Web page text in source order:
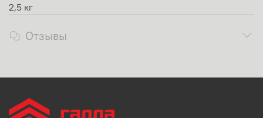
2,5 кг
Отзывы